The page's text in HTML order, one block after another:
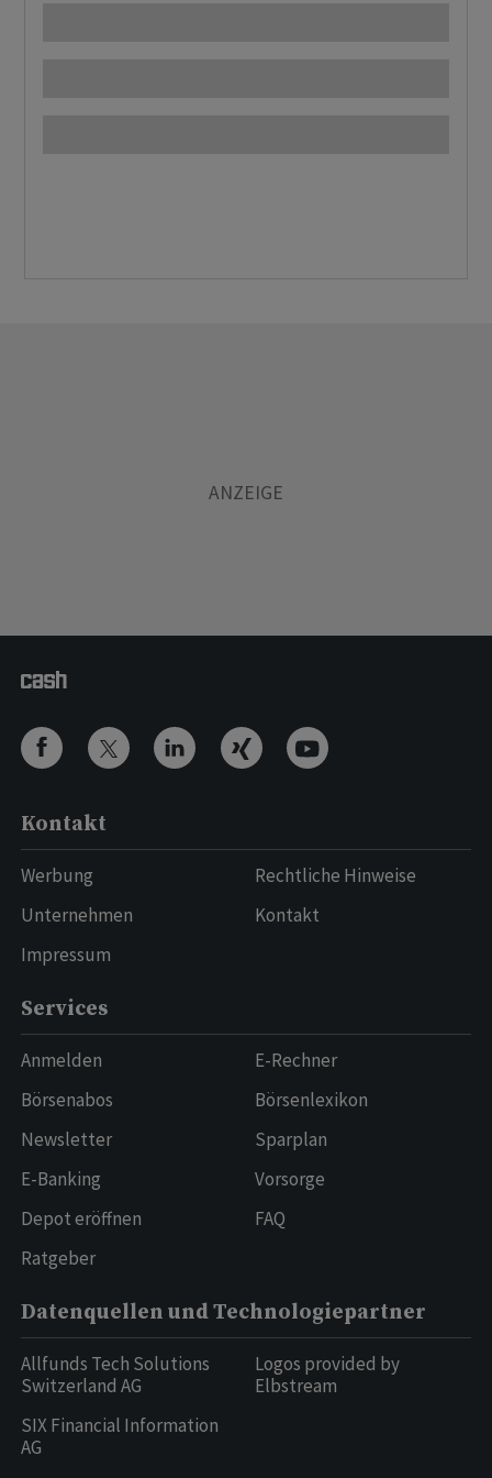
Kontakt
Werbung
Unternehmen
Impressum
Rechtliche Hinweise
Kontakt
Services
Anmelden
Börsenabos
Newsletter
E-Banking
Depot eröffnen
Ratgeber
E-Rechner
Börsenlexikon
Sparplan
Vorsorge
FAQ
Datenquellen und Technologiepartner
Allfunds Tech Solutions
Switzerland AG
SIX Financial Information
AG
Logos provided by
Elbstream